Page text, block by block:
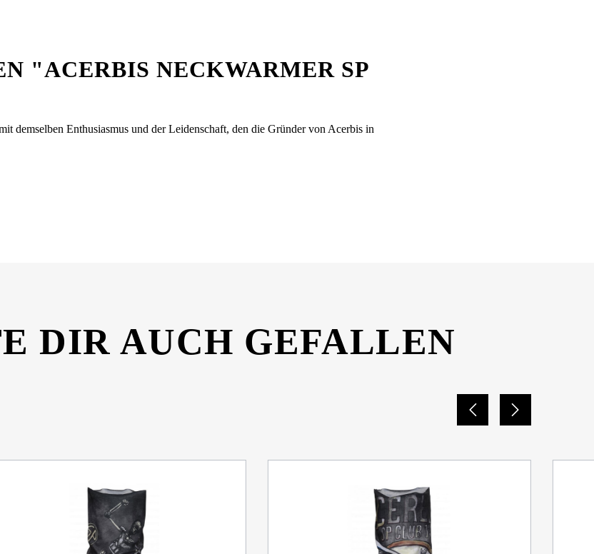
"ACERBIS NECKWARMER SP
demselben Enthusiasmus und der Leidenschaft, den die Gründer von Acerbis in
DIR AUCH GEFALLEN